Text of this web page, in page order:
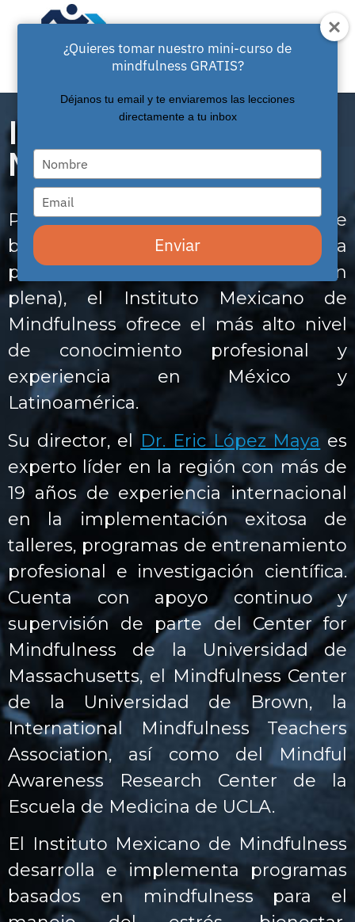
Instituto Mexicano de
Mindfulness
Para personas y organizaciones que
buscan obtener los beneficios de la
práctica de mindfulness (atención
plena), el Instituto Mexicano de
Mindfulness ofrece el más alto nivel
de conocimiento profesional y
experiencia en México y
Latinoamérica.
Su director, el Dr. Eric López Maya es
experto líder en la región con más de
19 años de experiencia internacional
en la implementación exitosa de
talleres, programas de entrenamiento
profesional e investigación científica.
Cuenta con apoyo continuo y
supervisión de parte del Center for
Mindfulness de la Universidad de
Massachusetts, el Mindfulness Center
de la Universidad de Brown, la
International Mindfulness Teachers
Association, así como del Mindful
Awareness Research Center de la
Escuela de Medicina de UCLA.
El Instituto Mexicano de Mindfulness
desarrolla e implementa programas
basados en mindfulness para el
¿Quieres tomar nuestro mini-curso de
mindfulness GRATIS?
Déjanos tu email y te enviaremos las lecciones
directamente a tu inbox
Type
your
name
Type
your
email
Enviar